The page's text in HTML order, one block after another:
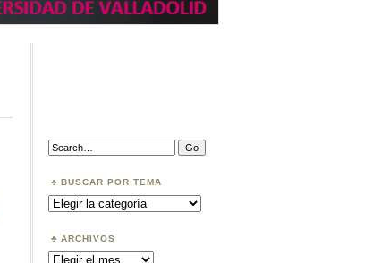
Search:
BUSCAR POR TEMA
Buscar
por
ARCHIVOS
Archivos